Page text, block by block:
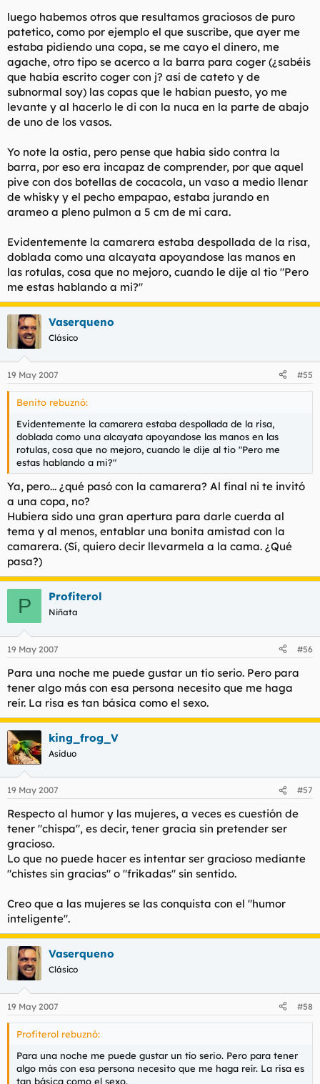
luego habemos otros que resultamos graciosos de puro
patetico, como por ejemplo el que suscribe, que ayer me
estaba pidiendo una copa, se me cayo el dinero, me
agache, otro tipo se acerco a la barra para coger (¿sabéis
que había escrito coger con j? así de cateto y de
subnormal soy) las copas que le habian puesto, yo me
levante y al hacerlo le di con la nuca en la parte de abajo
de uno de los vasos.
Yo note la ostia, pero pense que habia sido contra la
barra, por eso era incapaz de comprender, por que aquel
pive con dos botellas de cocacola, un vaso a medio llenar
de whisky y el pecho empapao, estaba jurando en
arameo a pleno pulmon a 5 cm de mi cara.
Evidentemente la camarera estaba despollada de la risa,
doblada como una alcayata apoyandose las manos en
las rotulas, cosa que no mejoro, cuando le dije al tio "Pero
me estas hablando a mi?"
Vaserqueno
Clásico
19 May 2007 #55
Benito rebuznó:
Evidentemente la camarera estaba despollada de la risa,
doblada como una alcayata apoyandose las manos en las
rotulas, cosa que no mejoro, cuando le dije al tio "Pero me
estas hablando a mi?"
Ya, pero... ¿qué pasó con la camarera? Al final ni te invitó
a una copa, no?
Hubiera sido una gran apertura para darle cuerda al
tema y al menos, entablar una bonita amistad con la
camarera. (Sí, quiero decir llevarmela a la cama. ¿Qué
pasa?)
P Profiterol
Niñata
19 May 2007 #56
Para una noche me puede gustar un tío serio. Pero para
tener algo más con esa persona necesito que me haga
reír. La risa es tan básica como el sexo.
king_frog_V
Asiduo
19 May 2007 #57
Respecto al humor y las mujeres, a veces es cuestión de
tener "chispa", es decir, tener gracia sin pretender ser
gracioso.
Lo que no puede hacer es intentar ser gracioso mediante
"chistes sin gracias" o "frikadas" sin sentido.
Creo que a las mujeres se las conquista con el "humor
inteligente".
Vaserqueno
Clásico
19 May 2007 #58
Profiterol rebuznó:
Para una noche me puede gustar un tío serio. Pero para tener
algo más con esa persona necesito que me haga reír. La risa es
tan básica como el sexo.